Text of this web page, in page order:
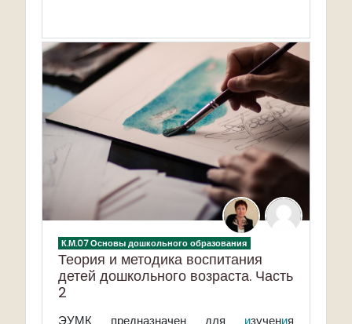
К.М.07 Основы дошкольного образования
Теория и методика воспитания
детей дошкольного возраста. Часть
2
ЭУМК предназначен для изучения